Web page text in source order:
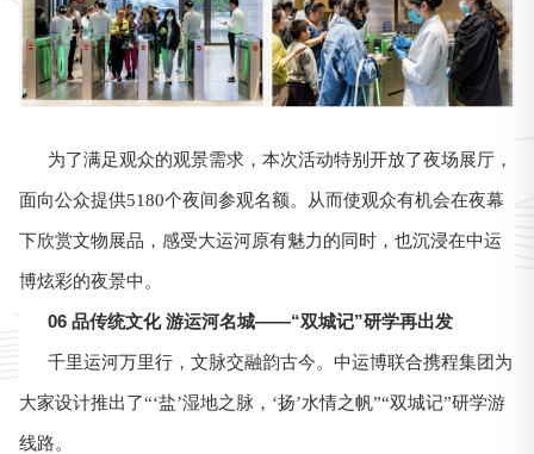
为了满足观众的观景需求，本次活动特别开放了夜场展厅，
面向公众提供5180个夜间参观名额。从而使观众有机会在夜幕
下欣赏文物展品，感受大运河原有魅力的同时，也沉浸在中运
博炫彩的夜景中。
06 品传统文化 游运河名城——“双城记”研学再出发
千里运河万里行，文脉交融韵古今。中运博联合携程集团为
大家设计推出了“‘盐’湿地之脉，‘扬’水情之帆”“双城记”研学游
线路。